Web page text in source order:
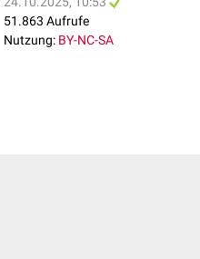
51.863 Aufrufe
Nutzung: BY-NC-SA